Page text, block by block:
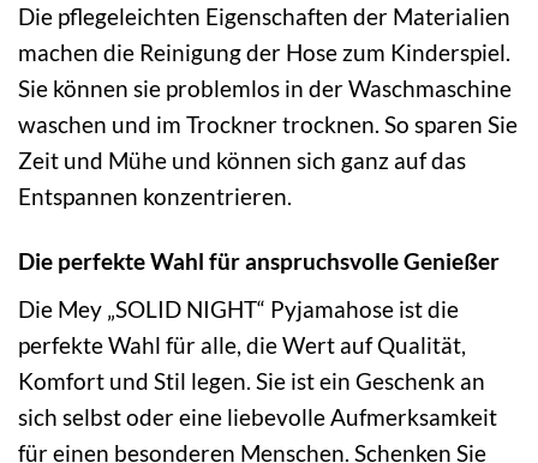
Die pflegeleichten Eigenschaften der Materialien
machen die Reinigung der Hose zum Kinderspiel.
Sie können sie problemlos in der Waschmaschine
waschen und im Trockner trocknen. So sparen Sie
Zeit und Mühe und können sich ganz auf das
Entspannen konzentrieren.
Die perfekte Wahl für anspruchsvolle Genießer
Die Mey „SOLID NIGHT“ Pyjamahose ist die
perfekte Wahl für alle, die Wert auf Qualität,
Komfort und Stil legen. Sie ist ein Geschenk an
sich selbst oder eine liebevolle Aufmerksamkeit
für einen besonderen Menschen. Schenken Sie